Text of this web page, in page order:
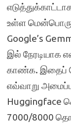
உள்ள
Google’s
இல் நேரடியாக
காண்க. இதைப்
எவ்வாறு
Huggingface
7000/8000